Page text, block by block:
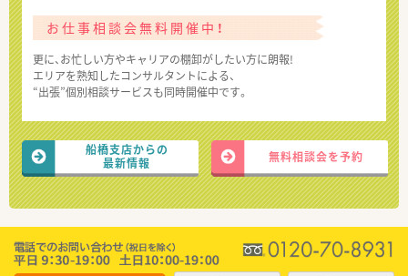
お仕事相談会無料開催中！
更に、お忙しい方やキャリアの棚卸がしたい方に朗報!
エリアを熟知したコンサルタントによる、
“出張”個別相談サービスも同時開催中です。
船橋支店からの
最新情報
無料相談会を予約